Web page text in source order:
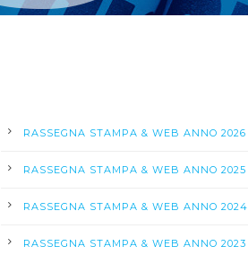
RASSEGNA STAMPA & WEB ANNO 2026
RASSEGNA STAMPA & WEB ANNO 2025
RASSEGNA STAMPA & WEB ANNO 2024
RASSEGNA STAMPA & WEB ANNO 2023